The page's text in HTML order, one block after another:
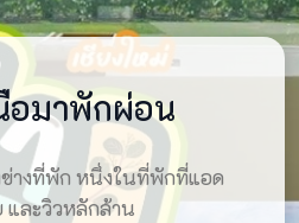
อมาพักผ่อน
ข่างที่พัก หนึ่งในที่พักที่แอด
และวิวหลักล้าน
มมี่ ย่านภูเก็ต
สวน อบอวนไปด้วยความ
น้ำจิ้มตักได้ไม่อั้น!!
วัดกาญจนบุรี
ญจนบุรี ที่เที่ยวทองผาภูมิ
วหน้าฝน น่าไป
วสวยจังหวัด
ามพาดกับที่พักจังหวัดตาก
เป็นที่พักยอดนิยม
ทพเจ้าจีน คัด
ยววัดศาลเจ้าวัดศาลเจ้า
ดศาลเจ้า กันค่ะ